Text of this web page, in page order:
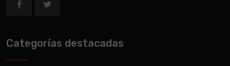
Categorías destacadas